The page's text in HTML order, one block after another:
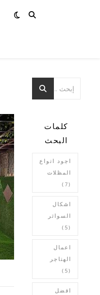
كلمات
البحث
اجود انواع
المظلات
(7)
اشكال
السواتر
(5)
اعمال
الهناجر
(5)
افضل